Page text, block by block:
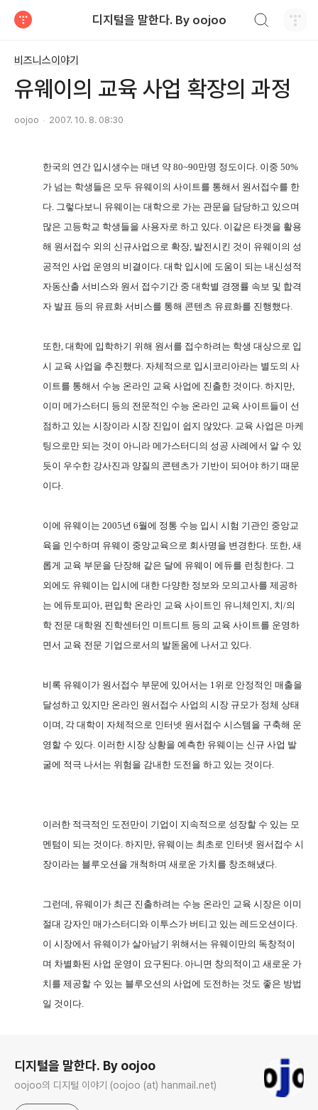
디지털을 말한다. By oojoo
비즈니스이야기
유웨이의 교육 사업 확장의 과정
oojoo 2007. 10. 8. 08:30
한국의 연간 입시생수는 매년 약 80~90만명 정도이다. 이중 50%
가 넘는 학생들은 모두 유웨이의 사이트를 통해서 원서접수를 한
다. 그렇다보니 유웨이는 대학으로 가는 관문을 담당하고 있으며
많은 고등학교 학생들을 사용자로 하고 있다. 이같은 타겟을 활용
해 원서접수 외의 신규사업으로 확장, 발전시킨 것이 유웨이의 성
공적인 사업 운영의 비결이다. 대학 입시에 도움이 되는 내신성적
자동산출 서비스와 원서 접수기간 중 대학별 경쟁률 속보 및 합격
자 발표 등의 유료화 서비스를 통해 콘텐츠 유료화를 진행했다.
또한, 대학에 입학하기 위해 원서를 접수하려는 학생 대상으로 입
시 교육 사업을 추진했다. 자체적으로 입시코리아라는 별도의 사
이트를 통해서 수능 온라인 교육 사업에 진출한 것이다. 하지만,
이미 메가스터디 등의 전문적인 수능 온라인 교육 사이트들이 선
점하고 있는 시장이라 시장 진입이 쉽지 않았다. 교육 사업은 마케
팅으로만 되는 것이 아니라 메가스터디의 성공 사례에서 알 수 있
듯이 우수한 강사진과 양질의 콘텐츠가 기반이 되어야 하기 때문
이다.
이에 유웨이는 2005년 6월에 정통 수능 입시 시험 기관인 중앙교
육을 인수하며 유웨이 중앙교육으로 회사명을 변경한다. 또한, 새
롭게 교육 부문을 단장해 같은 달에 유웨이 에듀를 런칭한다. 그
외에도 유웨이는 입시에 대한 다양한 정보와 모의고사를 제공하
는 에듀토피아, 편입학 온라인 교육 사이트인 유니체인지, 치/의
학 전문 대학원 진학센터인 미트디트 등의 교육 사이트를 운영하
면서 교육 전문 기업으로서의 발돋움에 나서고 있다.
비록 유웨이가 원서접수 부문에 있어서는 1위로 안정적인 매출을
달성하고 있지만 온라인 원서접수 사업의 시장 규모가 정체 상태
이며, 각 대학이 자체적으로 인터넷 원서접수 시스템을 구축해 운
영할 수 있다. 이러한 시장 상황을 예측한 유웨이는 신규 사업 발
굴에 적극 나서는 위험을 감내한 도전을 하고 있는 것이다.
이러한 적극적인 도전만이 기업이 지속적으로 성장할 수 있는 모
멘텀이 되는 것이다. 하지만, 유웨이는 최초로 인터넷 원서접수 시
장이라는 블루오션을 개척하며 새로운 가치를 창조해냈다.
그런데, 유웨이가 최근 진출하려는 수능 온라인 교육 시장은 이미
절대 강자인 매가스터디와 이투스가 버티고 있는 레드오션이다.
이 시장에서 유웨이가 살아남기 위해서는 유웨이만의 독창적이
며 차별화된 사업 운영이 요구된다. 아니면 창의적이고 새로운 가
치를 제공할 수 있는 블루오션의 사업에 도전하는 것도 좋은 방법
일 것이다.
디지털을 말한다. By oojoo
oojoo의 디지털 이야기 (oojoo (at) hanmail.net)